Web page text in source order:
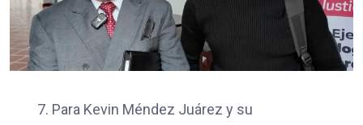
7. Para Kevin Méndez Juárez y su